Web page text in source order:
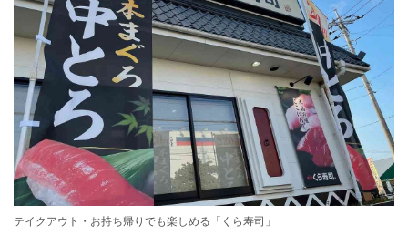
テイクアウト・お持ち帰りでも楽しめる「くら寿司」